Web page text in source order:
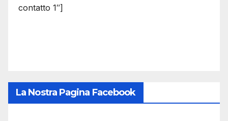
contatto 1″]
La Nostra Pagina Facebook